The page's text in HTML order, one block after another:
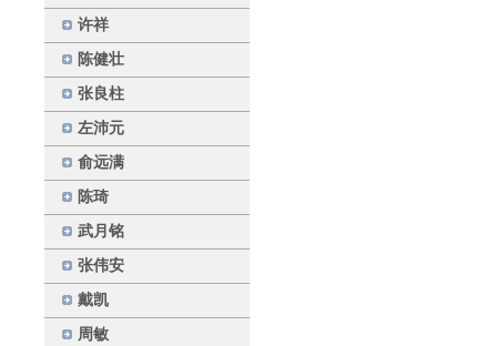
许祥
陈健壮
张良柱
左沛元
俞远满
陈琦
武月铭
张伟安
戴凯
周敏